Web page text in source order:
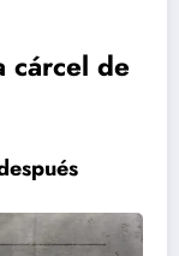
cárcel de